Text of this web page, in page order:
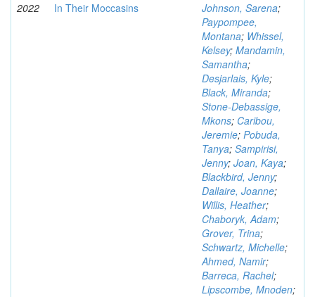
2022 In Their Moccasins Johnson, Sarena;
Paypompee,
Montana; Whissel,
Kelsey; Mandamin,
Samantha;
Desjarlais, Kyle;
Black, Miranda;
Stone-Debassige,
Mkons; Caribou,
Jeremie; Pobuda,
Tanya; Sampirisi,
Jenny; Joan, Kaya;
Blackbird, Jenny;
Dallaire, Joanne;
Willis, Heather;
Chaboryk, Adam;
Grover, Trina;
Schwartz, Michelle;
Ahmed, Namir;
Barreca, Rachel;
Lipscombe, Mnoden;